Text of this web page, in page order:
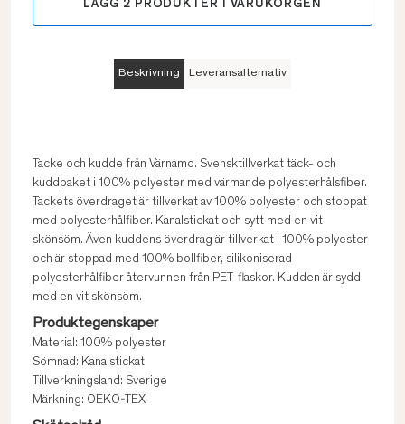
LÄGG 2 PRODUKTER I VARUKORGEN
Beskrivning Leveransalternativ
Täcke och kudde från Värnamo. Svensktillverkat täck- och
kuddpaket i 100% polyester med värmande polyesterhålsfiber.
Täckets överdraget är tillverkat av 100% polyester och stoppat
med polyesterhålfiber. Kanalstickat och sytt med en vit
skönsöm. Även kuddens överdrag är tillverkat i 100% polyester
och är stoppad med 100% bollfiber, silikoniserad
polyesterhålfiber återvunnen från PET-flaskor. Kudden är sydd
med en vit skönsöm.
Produktegenskaper
Material: 100% polyester
Sömnad: Kanalstickat
Tillverkningsland: Sverige
Märkning: OEKO-TEX